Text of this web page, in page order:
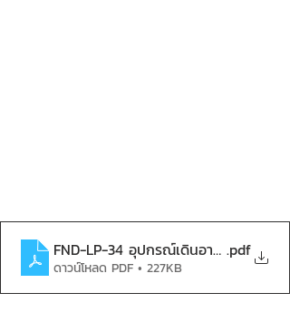
FND-LP-34 อุปกรณ์เดินอากาศไร้การก
.pdf
ดาวน์โหลด PDF • 227KB